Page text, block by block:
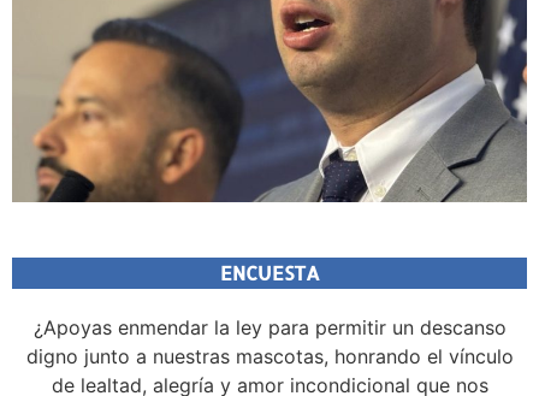
ENCUESTA
¿Apoyas enmendar la ley para permitir un descanso
digno junto a nuestras mascotas, honrando el vínculo
de lealtad, alegría y amor incondicional que nos